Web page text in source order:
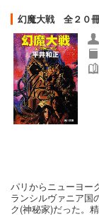
幻魔大戦 全２０
パリからニューヨー
ランシルヴァニア国
ク(神秘家)だった。